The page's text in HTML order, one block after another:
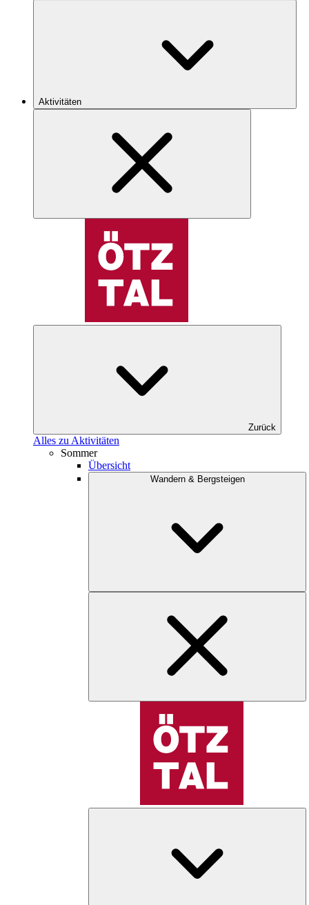
Aktivitäten
Zurück
Alles zu Aktivitäten
Sommer
Übersicht
Wandern & Bergsteigen